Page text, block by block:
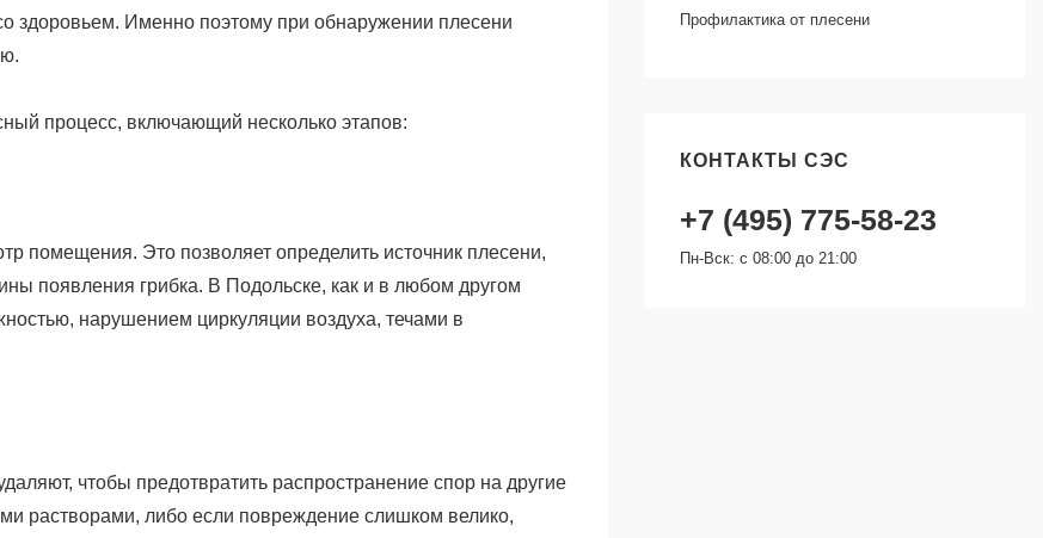
здоровьем. Именно поэтому при обнаружении плесени
процесс, включающий несколько этапов:
помещения. Это позволяет определить источник плесени,
появления грибка. В Подольске, как и в любом другом
нарушением циркуляции воздуха, течами в
чтобы предотвратить распространение спор на другие
растворами, либо если повреждение слишком велико,
Профилактика от плесени
КОНТАКТЫ СЭС
+7 (495) 775-58-23
Пн-Вск: с 08:00 до 21:00